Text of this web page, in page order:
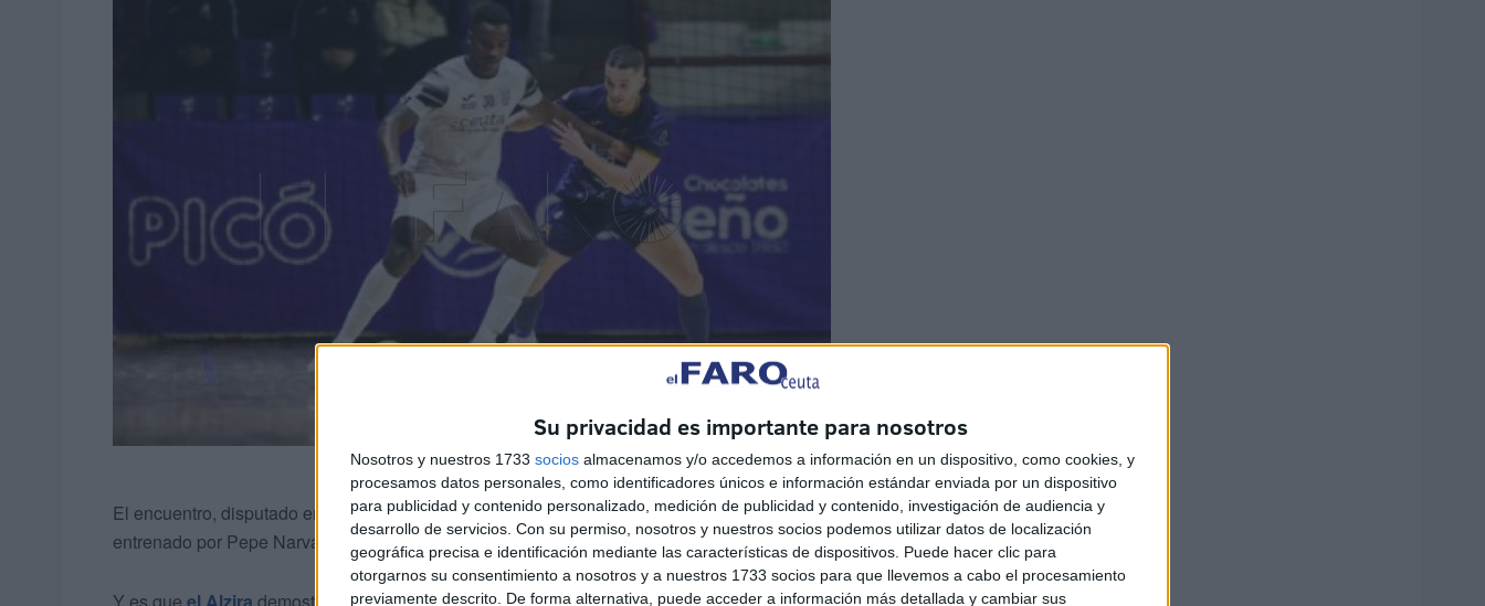
Su privacidad es importante para nosotros
Nosotros y nuestros 1733 socios almacenamos y/o accedemos a información en un dispositivo, como cookies, y
procesamos datos personales, como identificadores únicos e información estándar enviada por un dispositivo
para publicidad y contenido personalizado, medición de publicidad y contenido, investigación de audiencia y
desarrollo de servicios. Con su permiso, nosotros y nuestros socios podemos utilizar datos de localización
geográfica precisa e identificación mediante las características de dispositivos. Puede hacer clic para
otorgarnos su consentimiento a nosotros y a nuestros 1733 socios para que llevemos a cabo el procesamiento
previamente descrito. De forma alternativa, puede acceder a información más detallada y cambiar sus
El encuentro, disputado en tierras valencianas, reflejó las dificultades que está atravesando el conjunto
entrenado por Pepe Narváez en una temporada que, cada vez más, pinta complicada.